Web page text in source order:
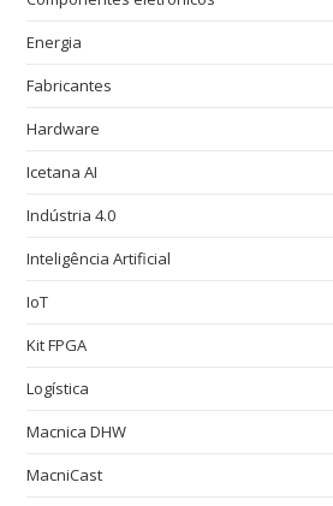
Energia
Fabricantes
Hardware
Icetana AI
Indústria 4.0
Inteligência Artificial
IoT
Kit FPGA
Logística
Macnica DHW
MacniCast